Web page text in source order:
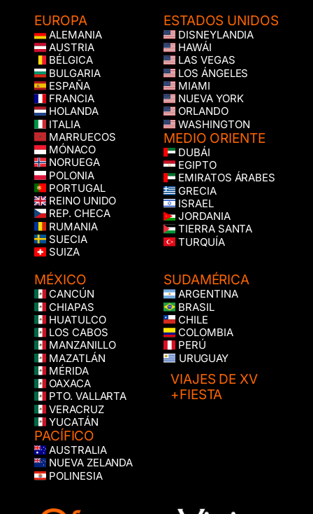
EUROPA
ALEMANIA
AUSTRIA
BÉLGICA
BULGARIA
ESPAÑA
FRANCIA
HOLANDA
ITALIA
MARRUECOS
MÓNACO
NORUEGA
POLONIA
PORTUGAL
REINO UNIDO
REP. CHECA
RUMANIA
SUECIA
SUIZA
ESTADOS UNIDOS
DISNEYLANDIA
HAWÁI
LAS VEGAS
LOS ÁNGELES
MIAMI
NUEVA YORK
ORLANDO
WASHINGTON
MEDIO ORIENTE
DUBÁI
EGIPTO
EMIRATOS ÁRABES
GRECIA
ISRAEL
JORDANIA
TIERRA SANTA
TURQUÍA
MÉXICO
CANCÚN
CHIAPAS
HUATULCO
LOS CABOS
MANZANILLO
MAZATLÁN
MÉRIDA
OAXACA
PTO. VALLARTA
VERACRUZ
YUCATÁN
PACÍFICO
AUSTRALIA
NUEVA ZELANDA
POLINESIA
SUDAMÉRICA
ARGENTINA
BRASIL
CHILE
COLOMBIA
PERÚ
URUGUAY
VIAJES DE XV
+FIESTA